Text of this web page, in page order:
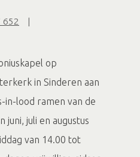
652
|
op
in Sinderen aan
in-lood ramen van de
juni, juli en augustus
van 14.00 tot